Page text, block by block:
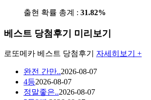
출현 확률 총계 : 31.82%
베스트 당첨후기 미리보기
로또메카 베스트 당첨후기 자세히보기 +
완전 간만..2026-08-07
4등2026-08-07
정말좋은..2026-08-07